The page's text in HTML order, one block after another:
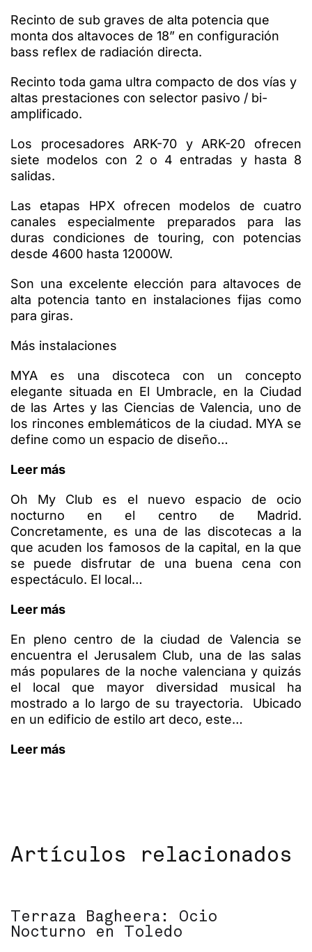
Recinto de sub graves de alta potencia que
monta dos altavoces de 18” en configuración
bass reflex de radiación directa.
Recinto toda gama ultra compacto de dos vías y
altas prestaciones con selector pasivo / bi-
amplificado.
Los procesadores ARK-70 y ARK-20 ofrecen
siete modelos con 2 o 4 entradas y hasta 8
salidas.
Las etapas HPX ofrecen modelos de cuatro
canales especialmente preparados para las
duras condiciones de touring, con potencias
desde 4600 hasta 12000W.
Son una excelente elección para altavoces de
alta potencia tanto en instalaciones fijas como
para giras.
Más instalaciones
MYA es una discoteca con un concepto
elegante situada en El Umbracle, en la Ciudad
de las Artes y las Ciencias de Valencia, uno de
los rincones emblemáticos de la ciudad. MYA se
define como un espacio de diseño…
Leer más
Oh My Club es el nuevo espacio de ocio
nocturno en el centro de Madrid.
Concretamente, es una de las discotecas a la
que acuden los famosos de la capital, en la que
se puede disfrutar de una buena cena con
espectáculo. El local…
Leer más
En pleno centro de la ciudad de Valencia se
encuentra el Jerusalem Club, una de las salas
más populares de la noche valenciana y quizás
el local que mayor diversidad musical ha
mostrado a lo largo de su trayectoria. Ubicado
en un edificio de estilo art deco, este…
Leer más
Artículos relacionados
Terraza Bagheera: Ocio
Nocturno en Toledo